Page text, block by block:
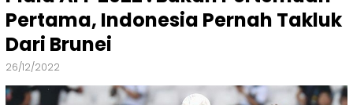
Pertama, Indonesia Pernah Takluk
Dari Brunei
26/12/2022